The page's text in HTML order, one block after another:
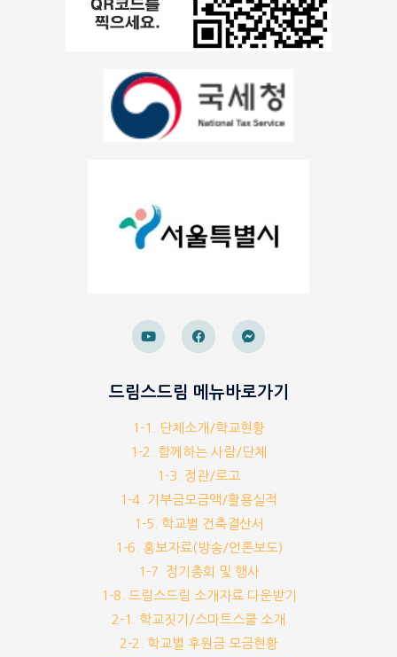
드림스드림 메뉴바로가기
1-1. 단체소개/학교현황
1-2. 함께하는 사람/단체
1-3. 정관/로고
1-4. 기부금모금액/활용실적
1-5. 학교별 건축결산서
1-6. 홍보자료(방송/언론보도)
1-7. 정기총회 및 행사
1-8. 드림스드림 소개자료 다운받기
2-1. 학교짓기/스마트스쿨 소개
2-2. 학교별 후원금 모금현황